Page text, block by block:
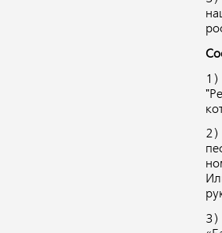
1)
2)
3)